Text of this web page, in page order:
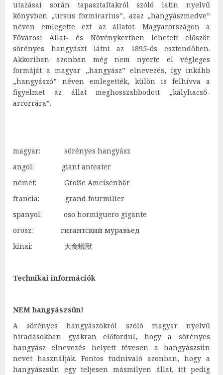
utazásai során tapasztaltakról szóló latin nyelvű
könyvben „ursus formicarius”, azaz „hangyászmedve”
néven emlegette ezt az állatot. Magyarországon a
Fővárosi Állat- és Növénykertben lehetett először
sörényes hangyászt látni az 1895-ös esztendőben.
Akkoriban azonban még nem nyerte el végleges
formáját a magyar „hangyász” elnevezés, így inkább
„hangyászó” néven emlegették, külön is felhívva a
figyelmet az állat meghosszabbodott „kályhacső-
arcorrára”.
magyar: sörényes hangyász
angol: giant anteater
német: Große Ameisenbär
francia: grand fourmilier
spanyol: oso hormiguero gigante
orosz: гигантский муравьед
kínai: 大食蟻獸
Technikai információk
NEM hangyászsün!
A sörényes hangyászokról szóló magyar nyelvű
híradásokban gyakran előfordul, hogy a sörényes
hangyász elnevezés helyett tévesen a hangyászsün
nevet használják. Fontos tudnivaló azonban, hogy a
hangyászsün egy teljesen másmilyen állat, itt pedig